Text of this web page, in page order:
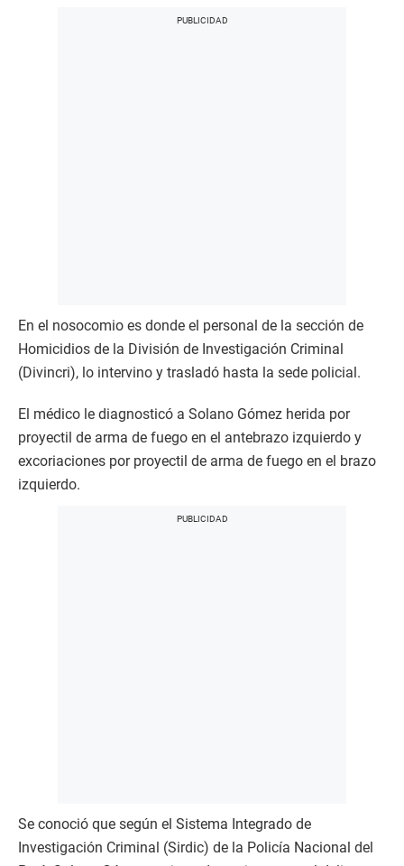
En el nosocomio es donde el personal de la sección de
Homicidios de la División de Investigación Criminal
(Divincri), lo intervino y trasladó hasta la sede policial.
El médico le diagnosticó a Solano Gómez herida por
proyectil de arma de fuego en el antebrazo izquierdo y
excoriaciones por proyectil de arma de fuego en el brazo
izquierdo.
Se conoció que según el Sistema Integrado de
Investigación Criminal (Sirdic) de la Policía Nacional del